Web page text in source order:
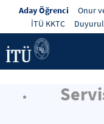
Aday Öğrenci Onur
İTÜ KKTC